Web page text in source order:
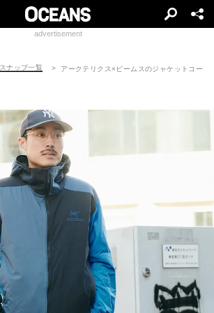
advertisement
スナップ一覧 アークテリクス×ビームスのジャケットコー